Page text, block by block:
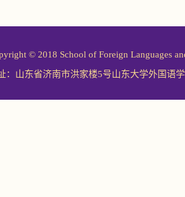
© 2018 School of Foreign Languages
：山东省济南市洪家楼5号山东大学外国语